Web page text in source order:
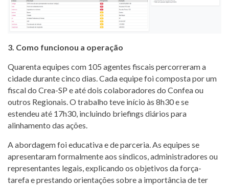
3. Como funcionou a operação
Quarenta equipes com 105 agentes fiscais percorreram a
cidade durante cinco dias. Cada equipe foi composta por um
fiscal do Crea-SP e até dois colaboradores do Confea ou
outros Regionais. O trabalho teve início às 8h30 e se
estendeu até 17h30, incluindo briefings diários para
alinhamento das ações.
A abordagem foi educativa e de parceria. As equipes se
apresentaram formalmente aos síndicos, administradores ou
representantes legais, explicando os objetivos da força-
tarefa e prestando orientações sobre a importância de ter